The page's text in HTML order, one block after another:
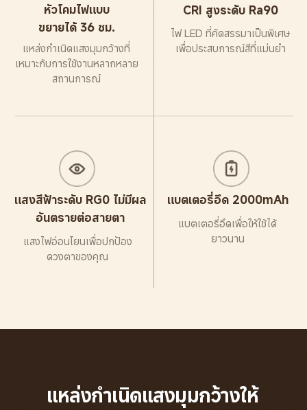
หัวโคมไฟแบบ
ขยายได้ 36 ซม.
แหล่งกำเนิดแสงมุมกว้างที่
เหมาะกับการใช้งานหลากหลาย
สถานการณ์
CRI สูงระดับ Ra90
ไฟ LED ที่คัดสรรมาเป็นพิเศษ
เพื่อประสบการณ์สีที่แม่นยำ
แสงสีฟ้าระดับ RG0 ไม่มีผล
อันตรายต่อสายตา
แสงไฟอ่อนโยนเพื่อปกป้อง
ดวงตาของคุณ
แบตเตอรี่อึด 2000mAh
แบตเตอรี่อึดเพื่อให้ใช้ได้
ยาวนาน
แหล่งกำเนิดแสงมุมกว้างให้